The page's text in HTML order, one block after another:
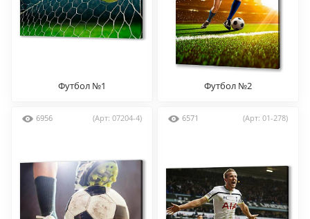
Футбол №1 Футбол №2
6956 (Арт: 07204-4) 6571 (Арт: 01-278)